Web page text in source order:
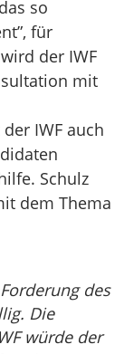
so
für
der IWF
mit
IWF auch
Schulz
dem Thema
des
Die
würde der